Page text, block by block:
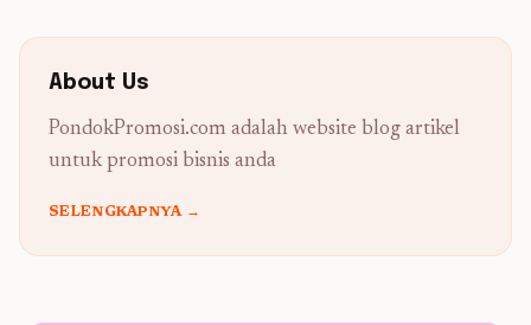
About Us
PondokPromosi.com adalah website blog artikel
untuk promosi bisnis anda
SELENGKAPNYA →